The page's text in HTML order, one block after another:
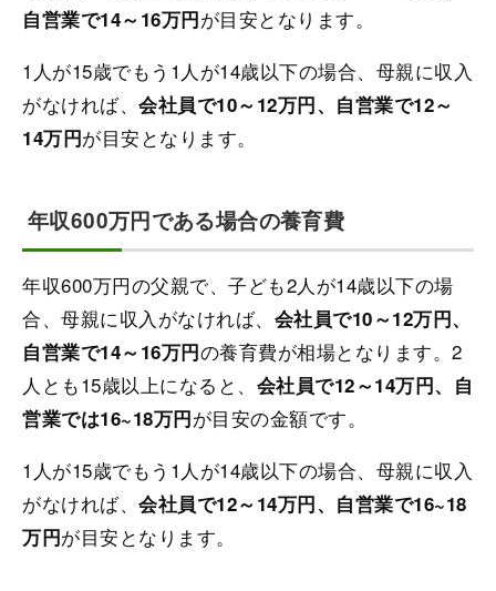
自営業で14～16万円が目安となります。
1人が15歳でもう1人が14歳以下の場合、母親に収入
がなければ、会社員で10～12万円、自営業で12～
14万円が目安となります。
年収600万円である場合の養育費
年収600万円の父親で、子ども2人が14歳以下の場
合、母親に収入がなければ、 会社員で10～12万円、
自営業で14～16万円の養育費が相場となります。2
人とも15歳以上になると、 会社員で12～14万円、自
営業では16~18万円が目安の金額です。
1人が15歳でもう1人が14歳以下の場合、母親に収入
がなければ、会社員で12～14万円、自営業で16~18
万円が目安となります。